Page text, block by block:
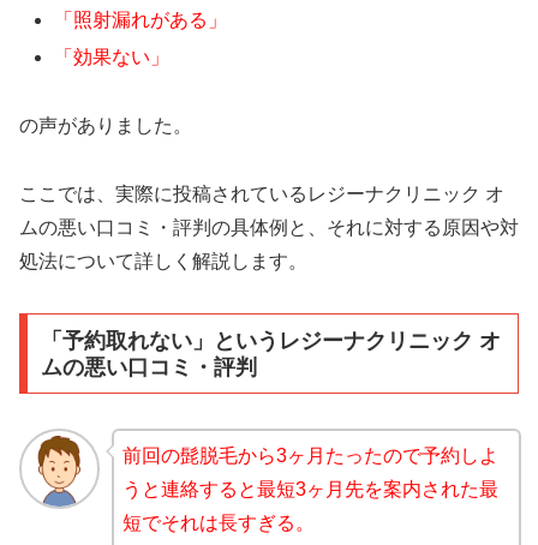
「照射漏れがある」
「効果ない」
の声がありました。
ここでは、実際に投稿されているレジーナクリニック オ
ムの悪い口コミ・評判の具体例と、それに対する原因や対
処法について詳しく解説します。
「予約取れない」というレジーナクリニック オ
ムの悪い口コミ・評判
前回の髭脱毛から3ヶ月たったので予約しよ
うと連絡すると最短3ヶ月先を案内された最
短でそれは長すぎる。